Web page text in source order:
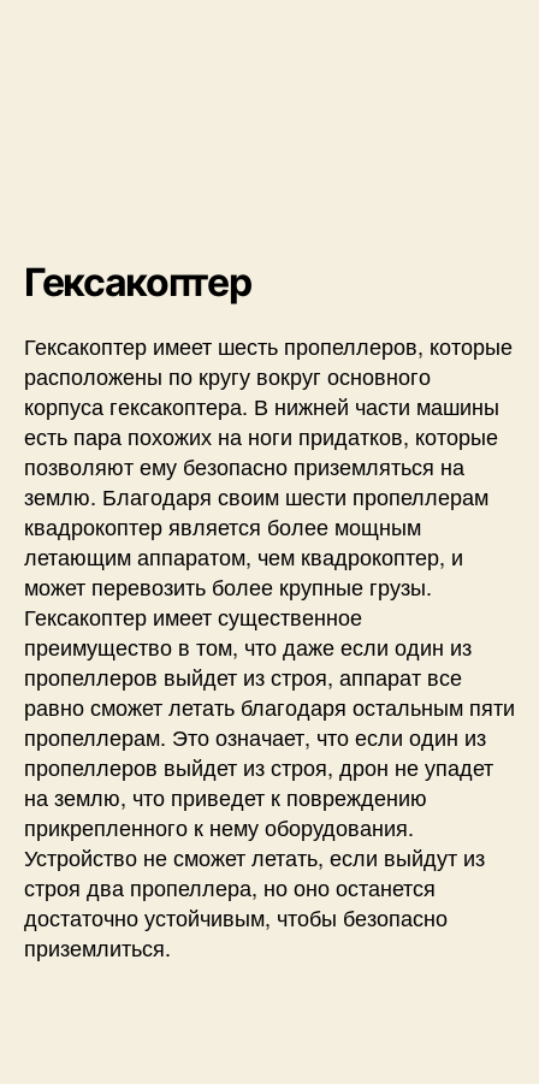
Гексакоптер
Гексакоптер имеет шесть пропеллеров, которые
расположены по кругу вокруг основного
корпуса гексакоптера. В нижней части машины
есть пара похожих на ноги придатков, которые
позволяют ему безопасно приземляться на
землю. Благодаря своим шести пропеллерам
квадрокоптер является более мощным
летающим аппаратом, чем квадрокоптер, и
может перевозить более крупные грузы.
Гексакоптер имеет существенное
преимущество в том, что даже если один из
пропеллеров выйдет из строя, аппарат все
равно сможет летать благодаря остальным пяти
пропеллерам. Это означает, что если один из
пропеллеров выйдет из строя, дрон не упадет
на землю, что приведет к повреждению
прикрепленного к нему оборудования.
Устройство не сможет летать, если выйдут из
строя два пропеллера, но оно останется
достаточно устойчивым, чтобы безопасно
приземлиться.